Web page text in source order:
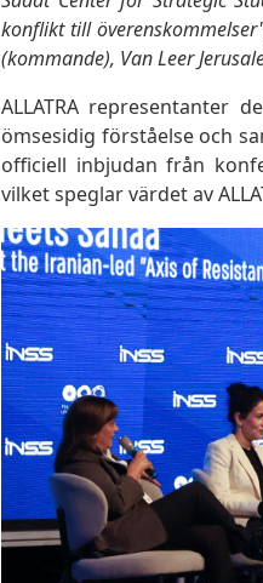
konflikt till
(kommande), Van Leer
ALLATRA representanter
ömsesidig förståelse och
officiell inbjudan från
vilket speglar värdet av